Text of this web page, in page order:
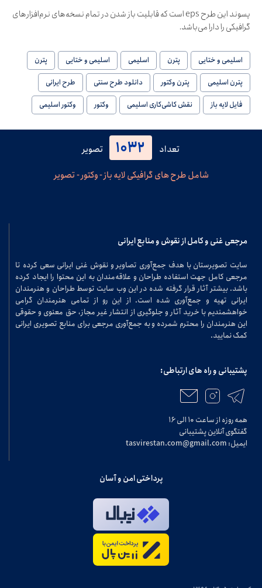
پسوند این طرح eps است که قابلیت باز شدن در تمام نسخه‌های نرم‌افزارهای
گرافیکی را دارا می‌باشد.
اسلیمی و ختایی پترن اسلیمی اسلیمی و ختایی
پترن
پترن اسلیمی
پترن وکتور دانلود طرح سنتی
طرح ایرانی
فایل لایه باز
نقش کاشی‌کاری اسلیمی وکتور وکتور اسلیمی
تعداد 1032
تصویر
شامل طرح های گرافیکی لایه باز - وکتور - تصویر
مرجعی غنی و کامل از نقوش و منابع ایرانی
سایت تصویرستان با هدف جمع‌آوری تصاویر و نقوش غنی ایرانی سعی کرده تا
مرجعی کامل جهت استفاده طراحان و علاقه‌مندان به این محتوا را ایجاد کرده
باشد. بیشتر آثار قرار گرفته شده در این وب سایت توسط طراحان و هنرمندان
ایرانی تهیه و جمع‌آوری شده است. از این رو از تمامی هنرمندان گرامی
خواهشمندیم با خرید آثار و جلوگیری از انتشار غیر مجاز، حق معنوی و حقوقی
این هنرمندان را محترم شمرده و به جمع‌آوری مرجعی برای منابع تصویری ایرانی
کمک نمایید.
پشتیبانی و راه های ارتباطی:
همه روزه از ساعت ۱۰ الی ۱۶
گفتگوی آنلاین پشتیبانی
ایمیل: tasvirestan.com@gmail.com
پرداختی امن و آسان